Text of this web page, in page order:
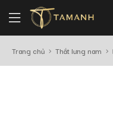
Trang chủ Thắt lưng nam